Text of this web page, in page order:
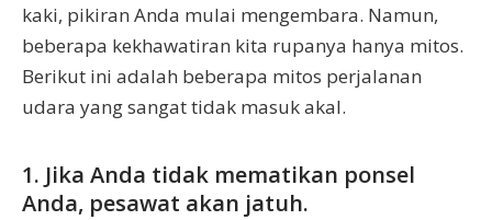
kaki, pikiran Anda mulai mengembara. Namun,
beberapa kekhawatiran kita rupanya hanya mitos.
Berikut ini adalah beberapa mitos perjalanan
udara yang sangat tidak masuk akal.
1. Jika Anda tidak mematikan ponsel
Anda, pesawat akan jatuh.